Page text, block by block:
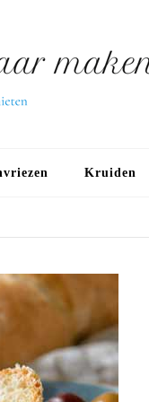
Kruiden